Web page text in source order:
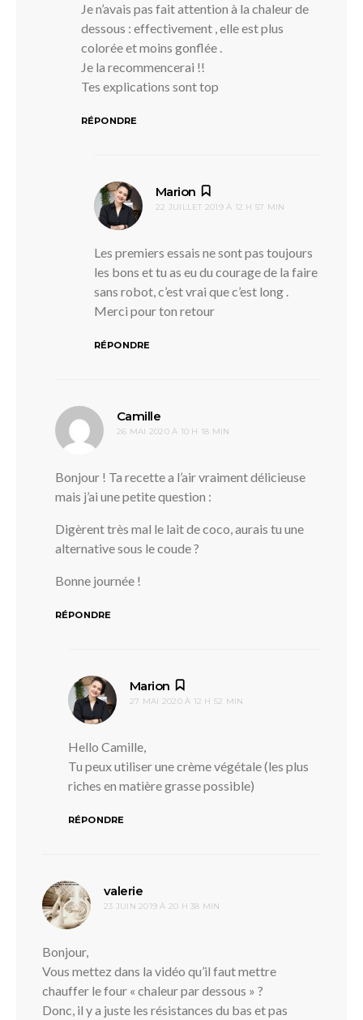
Je n’avais pas fait attention à la chaleur de
dessous : effectivement , elle est plus
colorée et moins gonflée .
Je la recommencerai !!
Tes explications sont top
RÉPONDRE
Marion
22 JUILLET 2019 À 12 H 57 MIN
Les premiers essais ne sont pas toujours
les bons et tu as eu du courage de la faire
sans robot, c’est vrai que c’est long .
Merci pour ton retour
RÉPONDRE
Camille
26 MAI 2020 À 10 H 18 MIN
Bonjour ! Ta recette a l’air vraiment délicieuse
mais j’ai une petite question :
Digèrent très mal le lait de coco, aurais tu une
alternative sous le coude ?
Bonne journée !
RÉPONDRE
Marion
27 MAI 2020 À 12 H 52 MIN
Hello Camille,
Tu peux utiliser une crème végétale (les plus
riches en matière grasse possible)
RÉPONDRE
valerie
23 JUIN 2019 À 20 H 38 MIN
Bonjour,
Vous mettez dans la vidéo qu’il faut mettre
chauffer le four « chaleur par dessous » ?
Donc, il y a juste les résistances du bas et pas